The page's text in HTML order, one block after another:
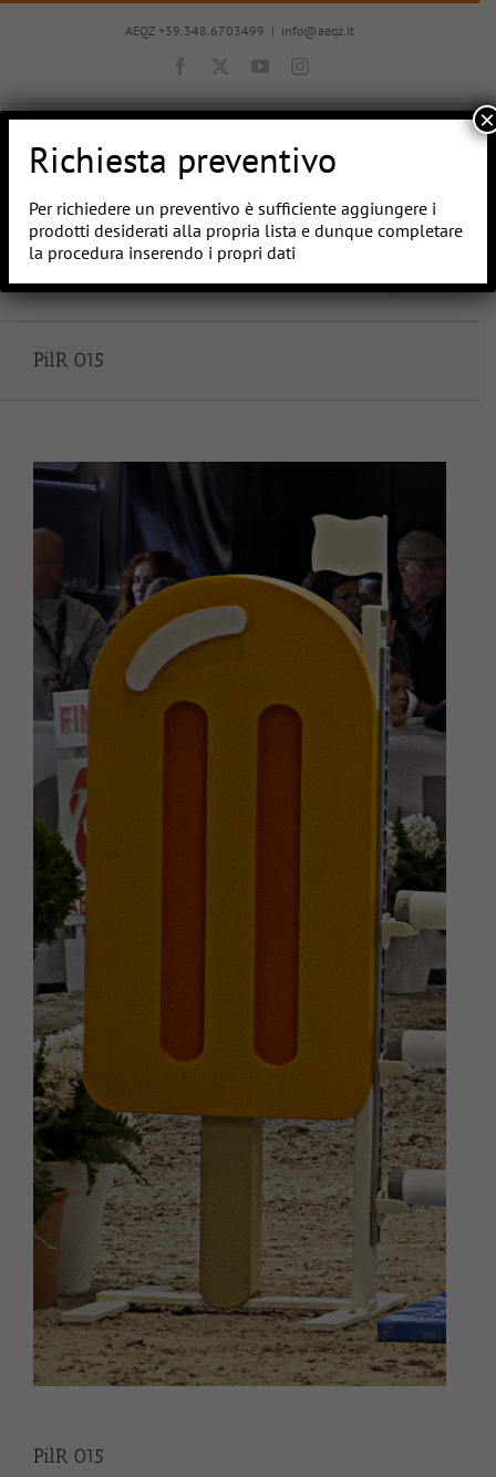
Salta
AEQZ +39.348.6703499 | info@aeqz.it
Facebook YouTubeInstagram
Vai a...
PilR 015
PilR 015
Richiesta preventivo
Per richiedere un preventivo è sufficiente aggiungere i
prodotti desiderati alla propria lista e dunque completare
la procedura inserendo i propri dati
×